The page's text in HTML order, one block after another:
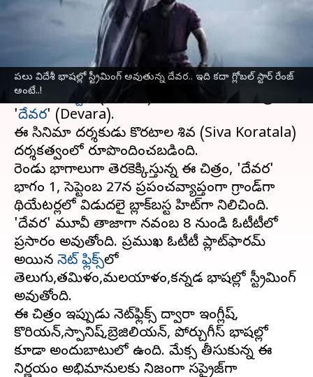
పలు విదేశీ భాషల్లో స్ట్రీమింగ్ అవుతున్న దేవర.. ఇది కదా గ్లోబల్ స్టార్ రేంజ్
అంటే..!
Sirish Praharaju Nov 21, 2024 11:47 am
ఈ వార్తాకథనం ఏంటి
ఆర్‌ఆర్‌ఆర్‌ సినిమా ద్వారా ప్రపంచ స్థాయిలో పేరుగాంచిన
జూనియర్‌ ఎన్టీఆర్‌
(Jr NTR) హీరోగా నటించిన చిత్రం
'దేవర' (Devara).
ఈ సినిమా దర్శకుడు కొరటాల శివ (Siva Koratala)
దర్శకత్వంలో రూపొందించబడింది.
రెండు భాగాలుగా తెరకెక్కిస్తున్న ఈ చిత్రం, 'దేవర'
భాగం 1, సెప్టెంబర్ 27న ప్రపంచవ్యాప్తంగా గ్రాండ్‌గా
థియేటర్లలో విడుదలై బ్లాక్‌బస్టర్ హిట్‌గా నిలిచింది.
'దేవర' మూవీ తాజాగా నవంబర్ 8 నుండి ఓటీటీలో
ప్రసారం అవుతోంది. ప్రముఖ ఓటీటీ ప్లాట్‌ఫారమ్
అయిన నెట్‌ ఫ్లిక్స్‌లో
తెలుగు,తమిళం,మలయాళం,కన్నడ భాషల్లో స్ట్రీమింగ్‌
అవుతోంది.
ఈ చిత్రం ఇప్పుడు నెట్‌ఫ్లిక్స్ ద్వారా ఇంగ్లీష్,
కొరియన్,స్పానిష్,బ్రెజిలియన్, పోర్చుగీస్ భాషల్లో
కూడా అందుబాటులో ఉంది. మేకర్స్ తీసుకున్న ఈ
నిర్ణయం అభిమానులకు నిజంగా సర్‌ప్రైజ్‌గా